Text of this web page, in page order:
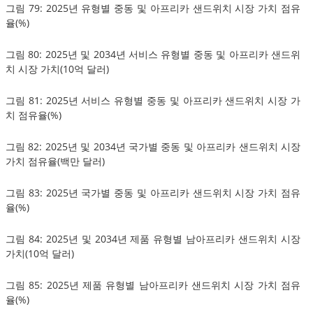
그림 79: 2025년 유형별 중동 및 아프리카 샌드위치 시장 가치 점유
율(%)
그림 80: 2025년 및 2034년 서비스 유형별 중동 및 아프리카 샌드위
치 시장 가치(10억 달러)
그림 81: 2025년 서비스 유형별 중동 및 아프리카 샌드위치 시장 가
치 점유율(%)
그림 82: 2025년 및 2034년 국가별 중동 및 아프리카 샌드위치 시장
가치 점유율(백만 달러)
그림 83: 2025년 국가별 중동 및 아프리카 샌드위치 시장 가치 점유
율(%)
그림 84: 2025년 및 2034년 제품 유형별 남아프리카 샌드위치 시장
가치(10억 달러)
그림 85: 2025년 제품 유형별 남아프리카 샌드위치 시장 가치 점유
율(%)